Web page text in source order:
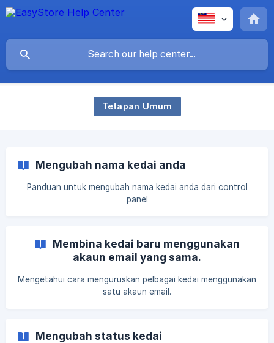
Tetapan Umum
Mengubah nama kedai anda
Panduan untuk mengubah nama kedai anda dari control
panel
Membina kedai baru menggunakan
akaun email yang sama.
Mengetahui cara menguruskan pelbagai kedai menggunakan
satu akaun email.
Mengubah status kedai